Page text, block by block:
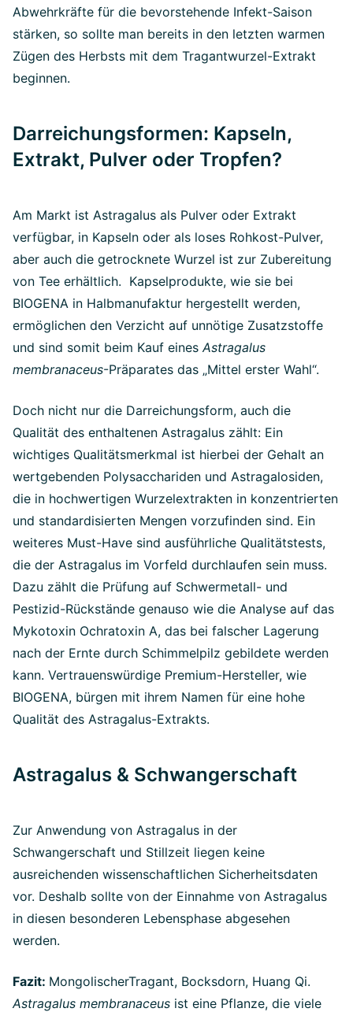
Abwehrkräfte für die bevorstehende Infekt-Saison
stärken, so sollte man bereits in den letzten warmen
Zügen des Herbsts mit dem Tragantwurzel-Extrakt
beginnen.
Darreichungsformen: Kapseln,
Extrakt, Pulver oder Tropfen?
Am Markt ist Astragalus als Pulver oder Extrakt
verfügbar, in Kapseln oder als loses Rohkost-Pulver,
aber auch die getrocknete Wurzel ist zur Zubereitung
von Tee erhältlich. Kapselprodukte, wie sie bei
BIOGENA in Halbmanufaktur hergestellt werden,
ermöglichen den Verzicht auf unnötige Zusatzstoffe
und sind somit beim Kauf eines Astragalus
membranaceus-Präparates das „Mittel erster Wahl“.
Doch nicht nur die Darreichungsform, auch die
Qualität des enthaltenen Astragalus zählt: Ein
wichtiges Qualitätsmerkmal ist hierbei der Gehalt an
wertgebenden Polysacchariden und Astragalosiden,
die in hochwertigen Wurzelextrakten in konzentrierten
und standardisierten Mengen vorzufinden sind. Ein
weiteres Must-Have sind ausführliche Qualitätstests,
die der Astragalus im Vorfeld durchlaufen sein muss.
Dazu zählt die Prüfung auf Schwermetall- und
Pestizid-Rückstände genauso wie die Analyse auf das
Mykotoxin Ochratoxin A, das bei falscher Lagerung
nach der Ernte durch Schimmelpilz gebildete werden
kann. Vertrauenswürdige Premium-Hersteller, wie
BIOGENA, bürgen mit ihrem Namen für eine hohe
Qualität des Astragalus-Extrakts.
Astragalus & Schwangerschaft
Zur Anwendung von Astragalus in der
Schwangerschaft und Stillzeit liegen keine
ausreichenden wissenschaftlichen Sicherheitsdaten
vor. Deshalb sollte von der Einnahme von Astragalus
in diesen besonderen Lebensphase abgesehen
werden.
Fazit: MongolischerTragant, Bocksdorn, Huang Qi.
Astragalus membranaceus ist eine Pflanze, die viele